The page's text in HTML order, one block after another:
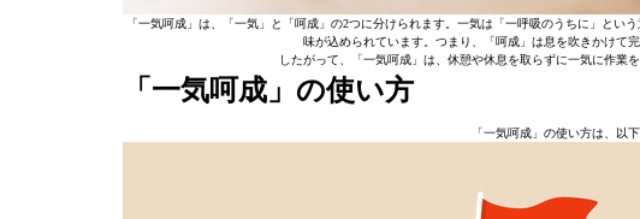
「一気呵成」は、「一気」と「呵成」の2つに分けられます。一気は「一呼吸のうちに」と
味が込められています。つまり、「呵成」は息を吹きかけて
したがって、「一気呵成」は、休憩や休息を取らずに一気に作業
「一気呵成」の使い方
「一気呵成」の使い方は、以